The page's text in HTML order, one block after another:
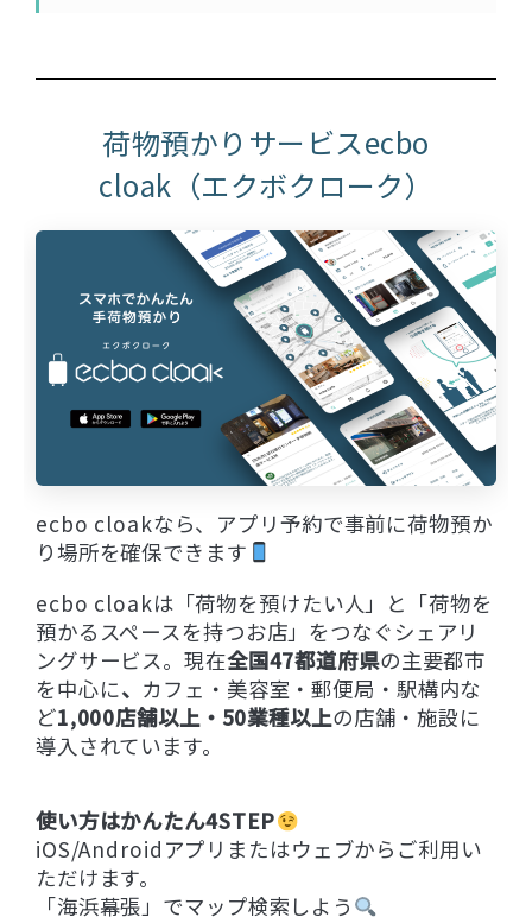
荷物預かりサービスecbo
cloak（エクボクローク）
ecbo cloakなら、アプリ予約で事前に荷物預か
り場所を確保できます
ecbo cloakは「荷物を預けたい人」と「荷物を
預かるスペースを持つお店」をつなぐシェアリ
ングサービス。現在全国47都道府県の主要都市
を中心に、 カフェ・美容室・郵便局・駅構内な
ど1,000店舗以上・50業種以上の店舗・施設に
導入されています。
使い方はかんたん4STEP
iOS/Androidアプリまたはウェブからご利用い
ただけます。
「海浜幕張」でマップ検索しよう